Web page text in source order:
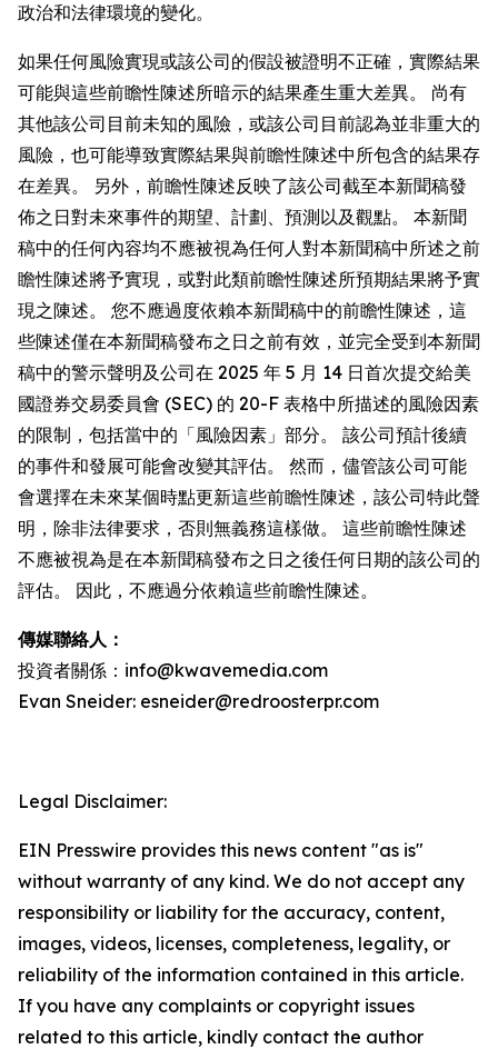
政治和法律環境的變化。
如果任何風險實現或該公司的假設被證明不正確，實際結果
可能與這些前瞻性陳述所暗示的結果產生重大差異。 尚有
其他該公司目前未知的風險，或該公司目前認為並非重大的
風險，也可能導致實際結果與前瞻性陳述中所包含的結果存
在差異。 另外，前瞻性陳述反映了該公司截至本新聞稿發
佈之日對未來事件的期望、計劃、預測以及觀點。 本新聞
稿中的任何內容均不應被視為任何人對本新聞稿中所述之前
瞻性陳述將予實現，或對此類前瞻性陳述所預期結果將予實
現之陳述。 您不應過度依賴本新聞稿中的前瞻性陳述，這
些陳述僅在本新聞稿發布之日之前有效，並完全受到本新聞
稿中的警示聲明及公司在 2025 年 5 月 14 日首次提交給美
國證券交易委員會 (SEC) 的 20-F 表格中所描述的風險因素
的限制，包括當中的「風險因素」部分。 該公司預計後續
的事件和發展可能會改變其評估。 然而，儘管該公司可能
會選擇在未來某個時點更新這些前瞻性陳述，該公司特此聲
明，除非法律要求，否則無義務這樣做。 這些前瞻性陳述
不應被視為是在本新聞稿發布之日之後任何日期的該公司的
評估。 因此，不應過分依賴這些前瞻性陳述。
傳媒聯絡人：
投資者關係：info@kwavemedia.com
Evan Sneider: esneider@redroosterpr.com
Legal Disclaimer:
EIN Presswire provides this news content "as is"
without warranty of any kind. We do not accept any
responsibility or liability for the accuracy, content,
images, videos, licenses, completeness, legality, or
reliability of the information contained in this article.
If you have any complaints or copyright issues
related to this article, kindly contact the author